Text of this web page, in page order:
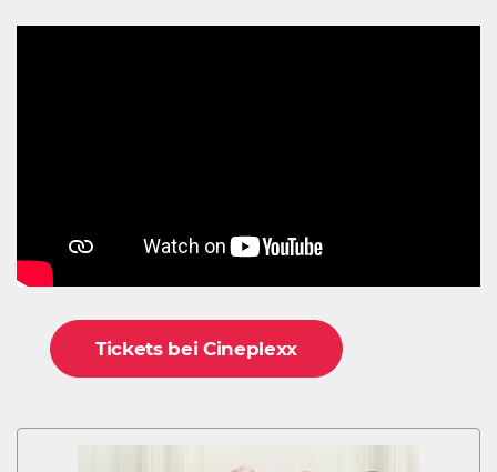
Tickets bei Cineplexx